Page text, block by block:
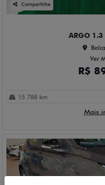
Compartilhe
ARGO 1.3
Ver
R$
15.788 km
Mais